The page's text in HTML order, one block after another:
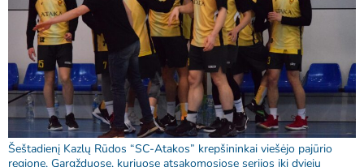
Šeštadienį Kazlų Rūdos “SC-Atakos” krepšininkai viešėjo pajūrio
regione, Gargžduose, kuriuose atsakomosiose serijos iki dviejų